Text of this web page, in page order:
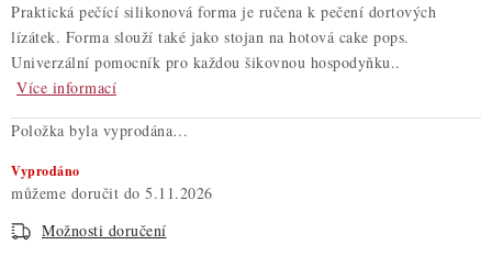
Hodnocení obchodu
Blog
Moje objednávka
Podmínky ochrany osobních údajů
Praktická pečící silikonová forma je ručena k pečení dortových
lízátek. Forma slouží také jako stojan na hotová cake pops.
Univerzální pomocník pro každou šikovnou hospodyňku..
Více informací
Položka byla vyprodána…
Vyprodáno
5.11.2026
Možnosti doručení